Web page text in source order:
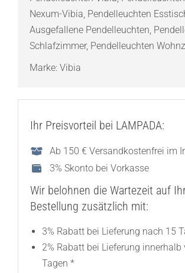
Nexum-Vibia, Pendelleuchten
Ausgefallene Pendelleuchten,
Schlafzimmer, Pendelleuchten
Marke: Vibia
Ihr Preisvorteil bei LAMPADA:
Ab 150 € Versandkostenfrei im
3% Skonto bei Vorkasse
Wir belohnen die Wartezeit auf
Bestellung zusätzlich mit:
3% Rabatt bei Lieferung nach 15
2% Rabatt bei Lieferung innerhalb
Tagen *